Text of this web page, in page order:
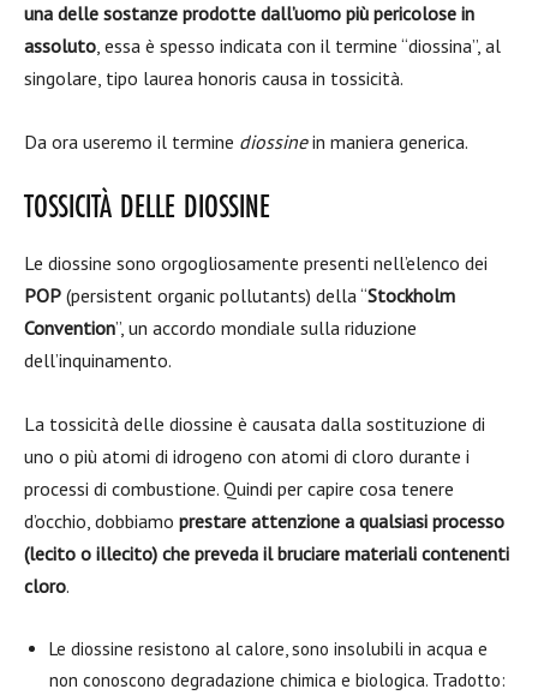
una delle sostanze prodotte dall’uomo più pericolose in
assoluto, essa è spesso indicata con il termine “diossina”, al
singolare, tipo laurea honoris causa in tossicità.
Da ora useremo il termine diossinein maniera generica.
TOSSICITÀ DELLE DIOSSINE
Le diossine sono orgogliosamente presenti nell’elenco dei
POP (persistent organic pollutants) della “Stockholm
Convention”, un accordo mondiale sulla riduzione
dell’inquinamento.
La tossicità delle diossine è causata dalla sostituzione di
uno o più atomi di idrogeno con atomi di cloro durante i
processi di combustione. Quindi per capire cosa tenere
d’occhio, dobbiamo prestare attenzione a qualsiasi processo
(lecito o illecito) che preveda il bruciare materiali contenenti
cloro.
Le diossine resistono al calore, sono insolubili in acqua e
non conoscono degradazione chimica e biologica. Tradotto: